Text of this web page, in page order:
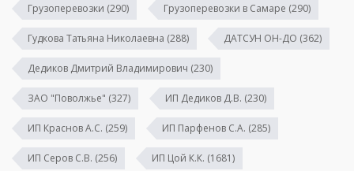
Грузоперевозки (290) Грузоперевозки в Самаре (290)
Гудкова Татьяна Николаевна (288) ДАТСУН ОН-ДО (362)
Дедиков Дмитрий Владимирович (230)
ЗАО "Поволжье" (327) ИП Дедиков Д.В. (230)
ИП Краснов А.С. (259) ИП Парфенов С.А. (285)
ИП Серов С.В. (256) ИП Цой К.К. (1681)